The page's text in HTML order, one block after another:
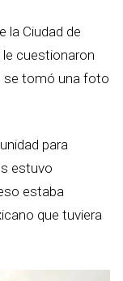
la Ciudad de
le cuestionaron
se tomó una foto
para
estuvo
estaba
que tuviera